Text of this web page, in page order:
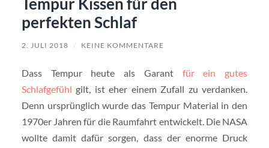
perfekten Schlaf
2. JULI 2018 / KEINE KOMMENTARE
Dass Tempur heute als Garant für ein gutes
Schlafgefühl gilt, ist eher einem Zufall zu verdanken.
Denn ursprünglich wurde das Tempur Material in den
1970er Jahren für die Raumfahrt entwickelt. Die NASA
wollte damit dafür sorgen, dass der enorme Druck